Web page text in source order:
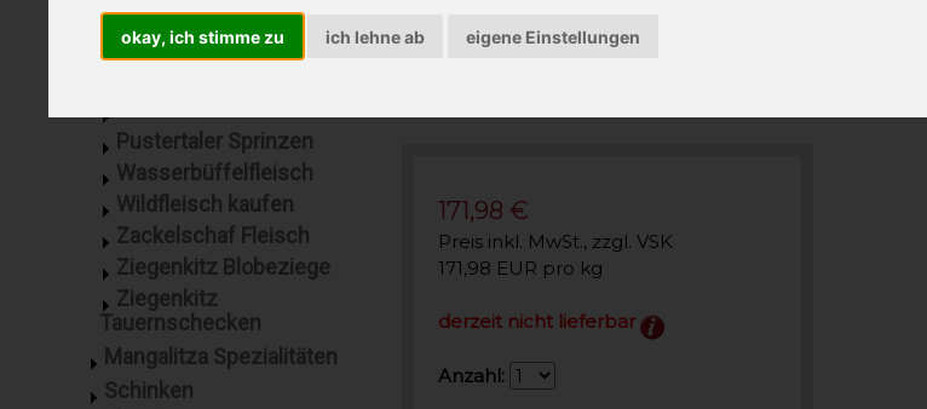
okay, ich stimme zu ich lehne ab eigene Einstellungen
kaufen
Lammfleisch
Pustertaler Sprinzen
Wasserbüffelfleisch
Wildfleisch kaufen
Zackelschaf Fleisch
Ziegenkitz Blobeziege
Ziegenkitz
Tauernschecken
Mangalitza Spezialitäten
Schinken
171,98 €
Preis inkl. MwSt., zzgl. VSK
171,98 EUR pro kg
derzeit nicht lieferbar
Anzahl: